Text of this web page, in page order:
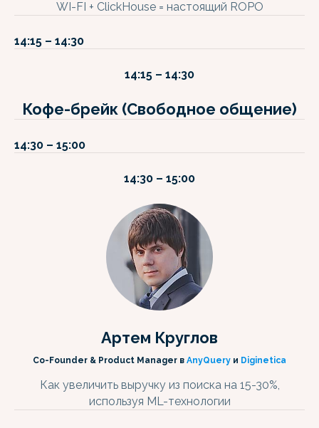
WI-FI + ClickHouse = настоящий ROPO
14:15 – 14:30
14:15 – 14:30
Кофе-брейк (Свободное общение)
14:30 – 15:00
14:30 – 15:00
Артем Круглов
Co-Founder & Product Manager в AnyQuery и Diginetica
Как увеличить выручку из поиска на 15-30%,
используя ML-технологии